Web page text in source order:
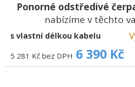
Ponorné odstředivé
nabízíme v těchto
s vlastní délkou kabelu
5 281 Kč bez DPH 6 390 Kč